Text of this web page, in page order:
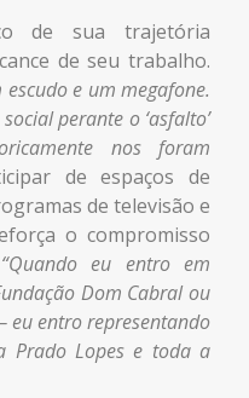
de sua trajetória
de seu trabalho.
e um megafone.
perante o ‘asfalto’
nos foram
de espaços de
de televisão e
o compromisso
“Quando eu entro em
Dom Cabral ou
eu entro representando
Prado Lopes e toda a